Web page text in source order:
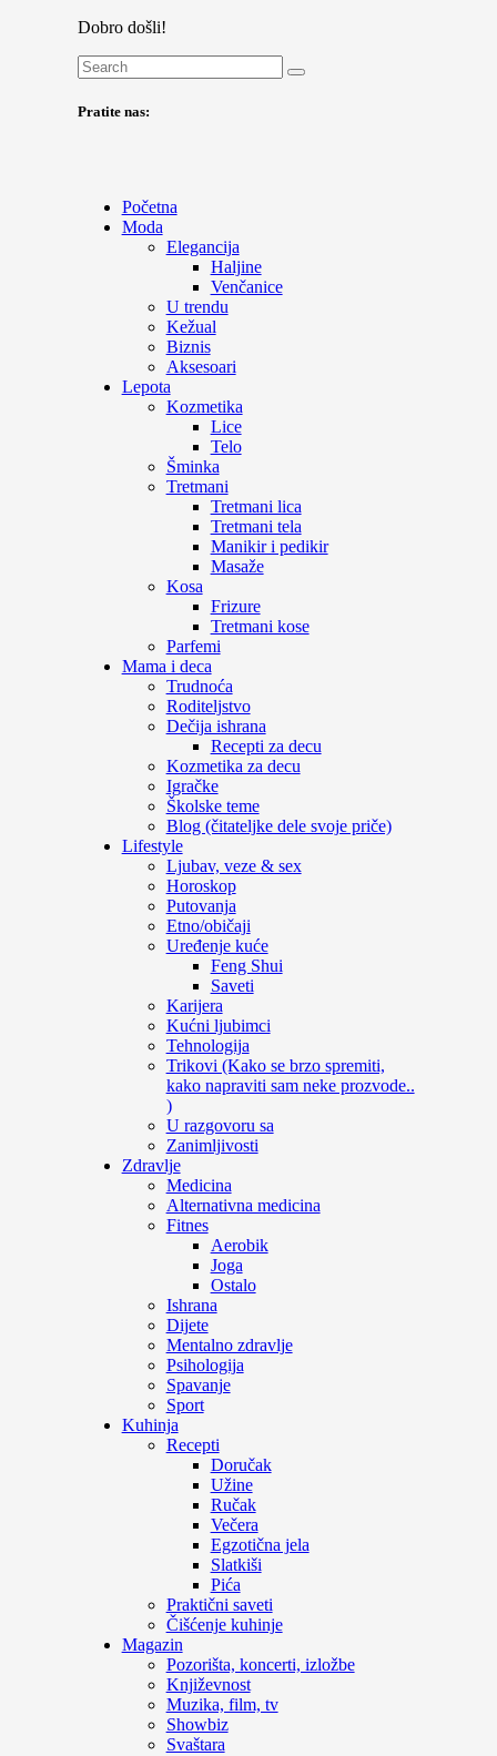
Dobro došli!
Pratite nas:
Početna
Moda
Elegancija
Haljine
Venčanice
U trendu
Kežual
Biznis
Aksesoari
Lepota
Kozmetika
Lice
Telo
Šminka
Tretmani
Tretmani lica
Tretmani tela
Manikir i pedikir
Masaže
Kosa
Frizure
Tretmani kose
Parfemi
Mama i deca
Trudnoća
Roditeljstvo
Dečija ishrana
Recepti za decu
Kozmetika za decu
Igračke
Školske teme
Blog (čitateljke dele svoje priče)
Lifestyle
Ljubav, veze & sex
Horoskop
Putovanja
Etno/običaji
Uređenje kuće
Feng Shui
Saveti
Karijera
Kućni ljubimci
Tehnologija
Trikovi (Kako se brzo spremiti,
kako napraviti sam neke prozvode..
)
U razgovoru sa
Zanimljivosti
Zdravlje
Medicina
Alternativna medicina
Fitnes
Aerobik
Joga
Ostalo
Ishrana
Dijete
Mentalno zdravlje
Psihologija
Spavanje
Sport
Kuhinja
Recepti
Doručak
Užine
Ručak
Večera
Egzotična jela
Slatkiši
Pića
Praktični saveti
Čišćenje kuhinje
Magazin
Pozorišta, koncerti, izložbe
Književnost
Muzika, film, tv
Showbiz
Svaštara